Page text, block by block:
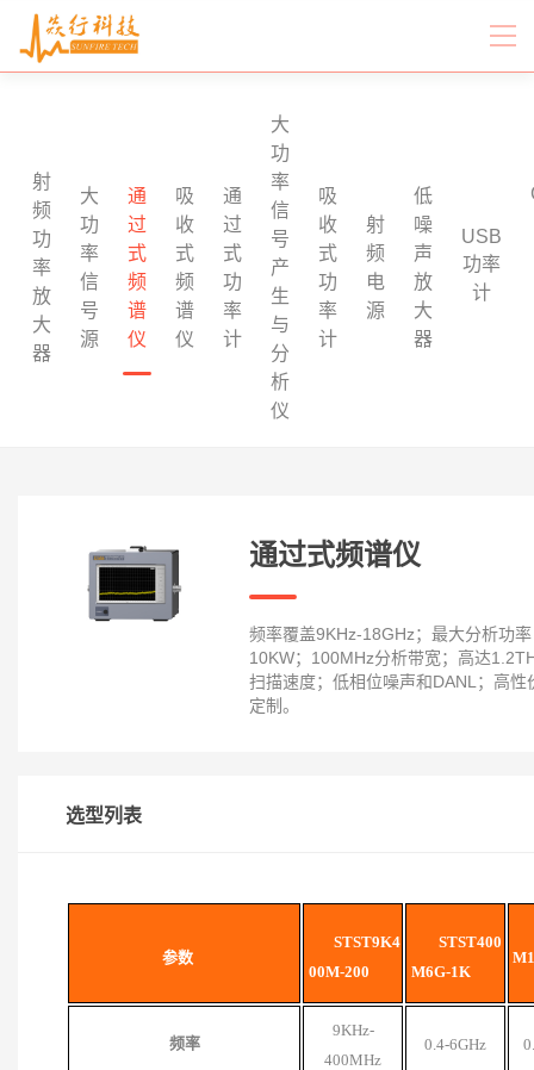
射
频
功
率
放
大
器
大
功
率
信
号
源
通
过
式
频
谱
仪
吸
收
式
频
谱
仪
通
过
式
功
率
计
大
功
率
信
号
产
生
与
分
析
仪
吸
收
式
功
率
计
射
频
电
源
低
噪
声
放
大
器
USB
功率
计
通过式频谱仪
频率覆盖9KHz-18GHz；最大分析功
10KW；100MHz分析带宽；高达
扫描速度；低相位噪声和DANL；高性
定制。
选型列表
参数
STST9K4
00M-200
STST400
M6G-1K
M
频率
9KHz-
400MHz
0.4-6GHz